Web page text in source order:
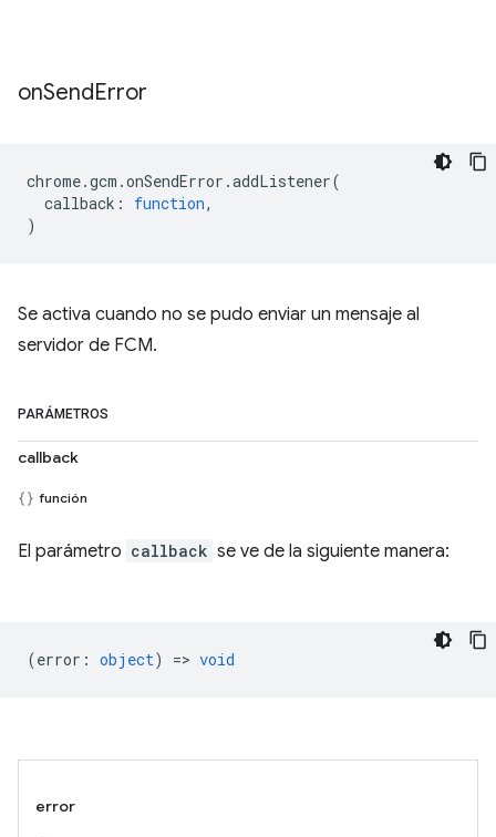
onSendError
chrome.gcm .onSendError .addListener(
callback : function,
)
Se activa cuando no se pudo enviar un mensaje al
servidor de FCM.
PARÁMETROS
callback
función
El parámetro callback se ve de la siguiente manera:
(error : object) => void
error